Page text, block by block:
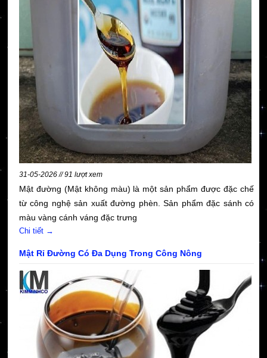
31-05-2026 // 91 lượt xem
Mật đường (Mật không màu) là một sản phẩm được đặc chế
từ công nghệ sản xuất đường phèn. Sản phẩm đặc sánh có
màu vàng cánh váng đặc trưng
Chi tiết →
Mật Rỉ Đường Có Đa Dụng Trong Công Nông